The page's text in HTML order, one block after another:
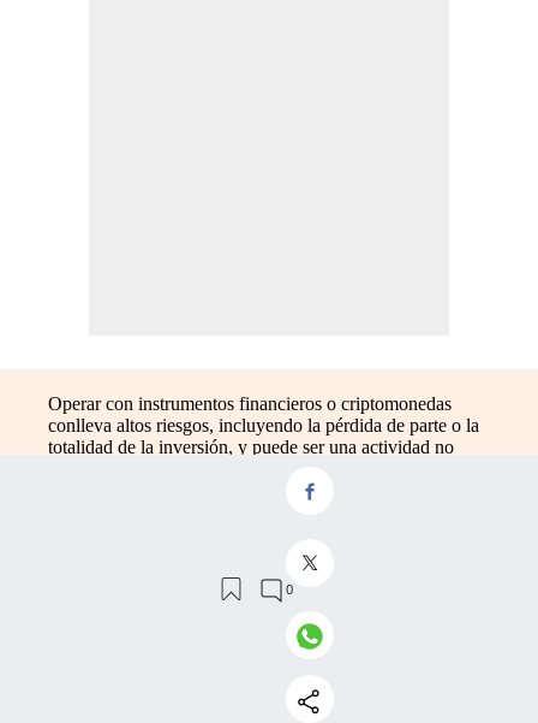
Operar con instrumentos financieros o criptomonedas
conlleva altos riesgos, incluyendo la pérdida de parte o la
totalidad de la inversión, y puede ser una actividad no
criptomonedas son extremadamente volátiles y pueden
significativamente los riesgos de la inversión. Antes de
realizar cualquier inversión en instrumentos financieros o
criptomonedas debes estar informado de los riesgos
asociados de operar en los mercados financieros,
considerando tus objetivos de inversión, nivel de
Recuerda que los datos publicados en Invertia no son